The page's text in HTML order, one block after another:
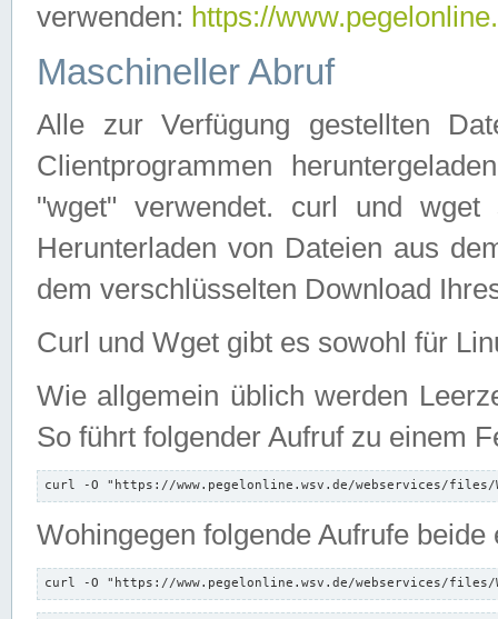
verwenden: https://
Maschineller Abruf
Alle zur Verfügung gestellten
Clientprogrammen
"wget" verwendet. curl und wget
Herunterladen von Dateien aus
dem verschlüsselten Download
Curl und Wget gibt es sowohl für
Wie allgemein üblich werden
So führt folgender Aufruf zu einem
curl -O "https://www.pegelonline.wsv.de/webservices/files/
Wohingegen folgende Aufrufe beide
curl -O "https://www.pegelonline.wsv.de/webservices/files/